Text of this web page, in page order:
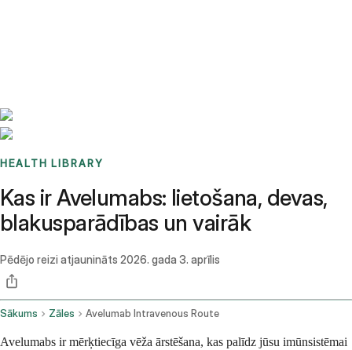
HEALTH LIBRARY
Kas ir Avelumabs: lietošana, devas,
blakusparādības un vairāk
Pēdējo reizi atjaunināts 2026. gada 3. aprīlis
Sākums Zāles Avelumab Intravenous Route
Avelumabs ir mērķtiecīga vēža ārstēšana, kas palīdz jūsu imūnsistēmai